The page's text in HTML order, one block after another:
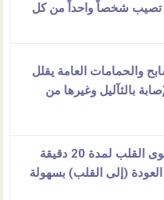
تصيب شخصاً واحداً من كل
والحمامات العامة يقلل
بالثآليل وغيرها من
رفع القدمين فوق مستوى القلب لمدة 20 دقيقة
(إلى القلب) بسهولة